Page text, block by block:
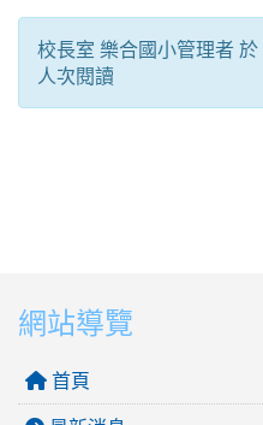
校長室 樂合國小管理者
人次閱讀
網站導覽
首頁